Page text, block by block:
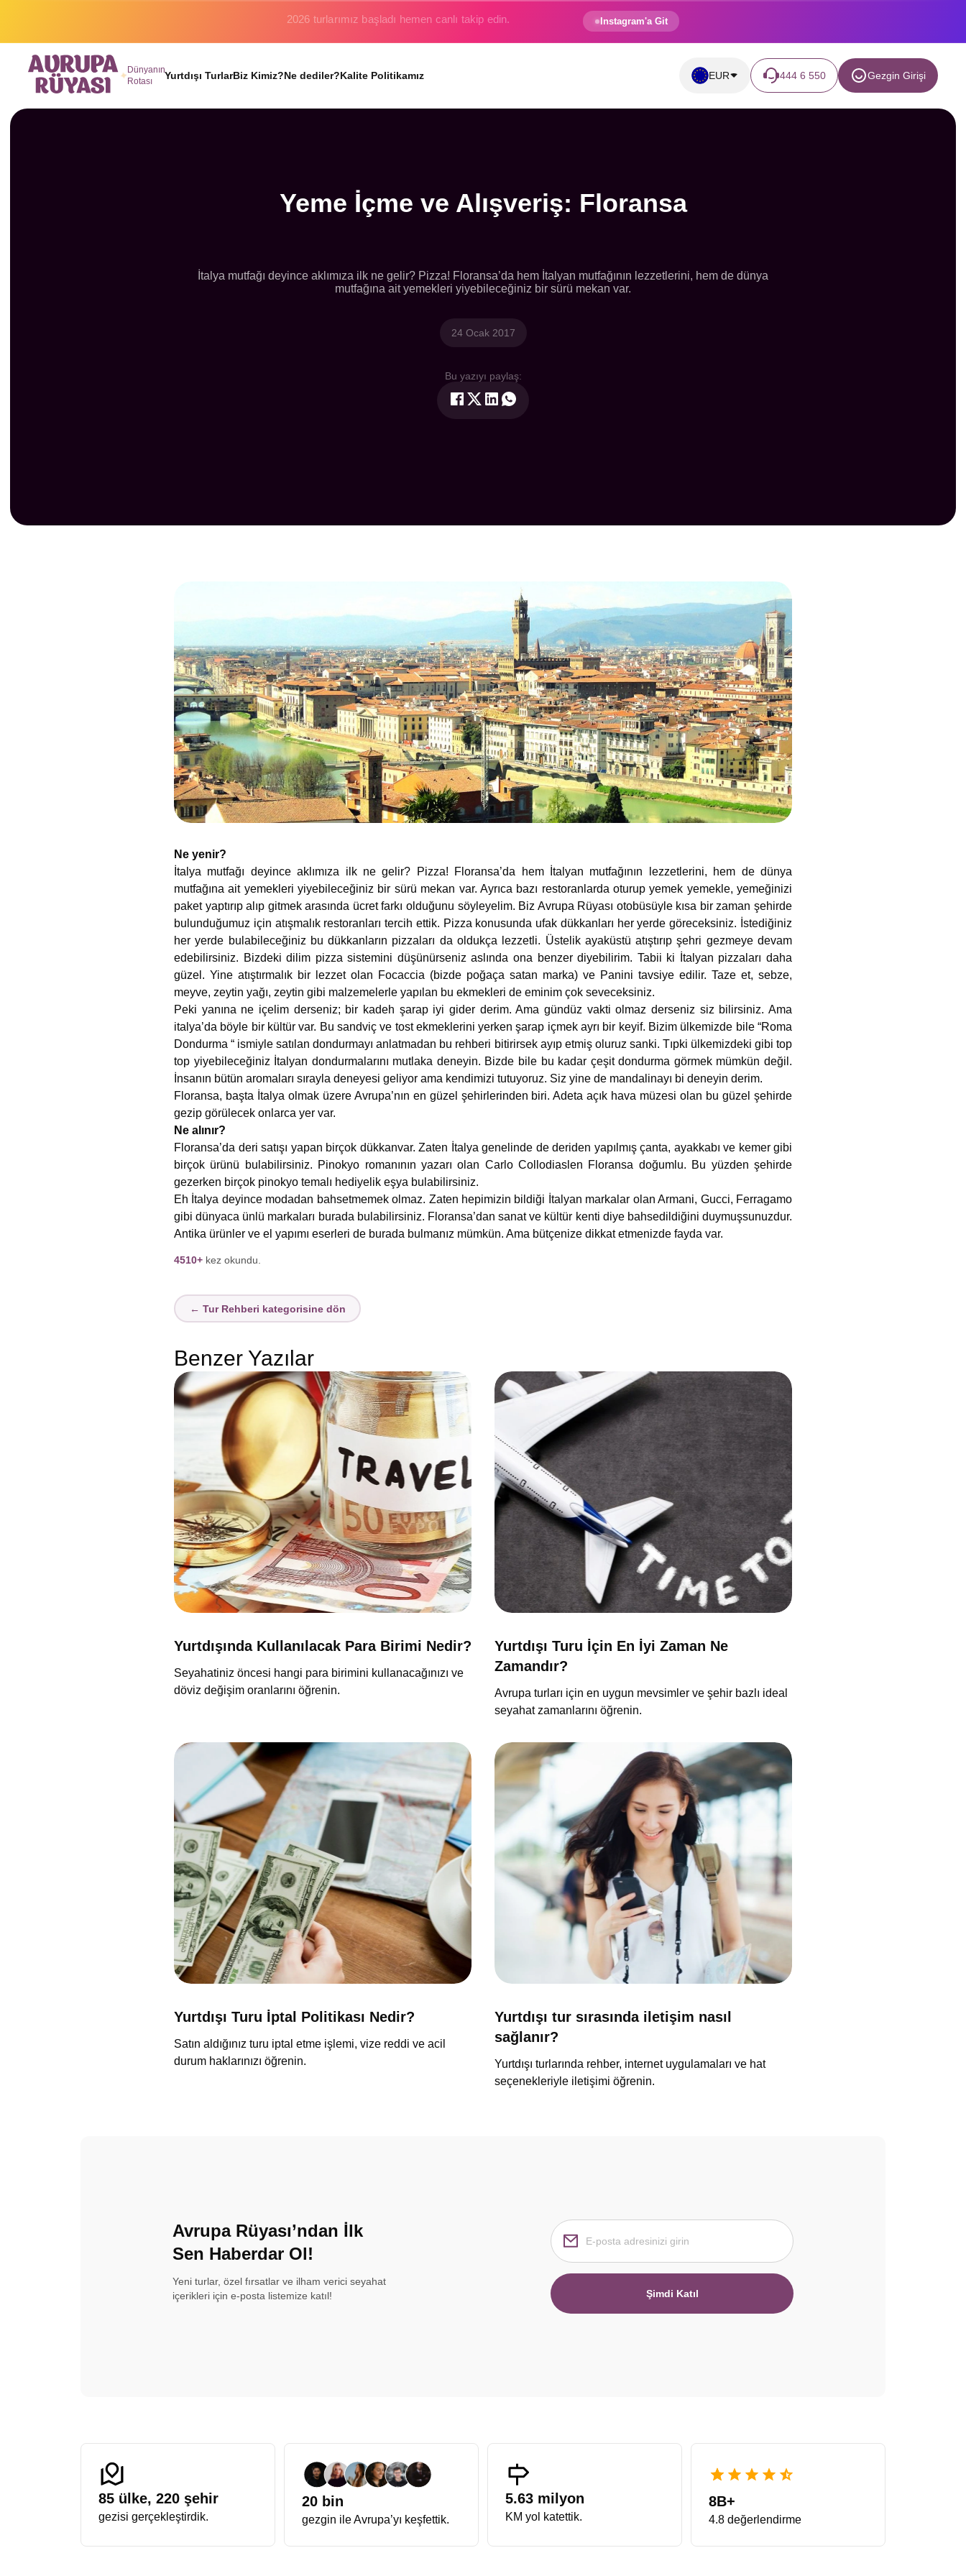
Binlerce gezginin hayali gerçek oluyor. Instagram'a Git
Dünyanın
Rotası
Yurtdışı TurlarBiz Kimiz?Ne dediler?Kalite Politikamız EUR 444 6 550 Gezgin Girişi
Yeme İçme ve Alışveriş: Floransa
İtalya mutfağı deyince aklımıza ilk ne gelir? Pizza! Floransa’da hem İtalyan mutfağının lezzetlerini, hem de dünya
mutfağına ait yemekleri yiyebileceğiniz bir sürü mekan var.
24 Ocak 2017
Bu yazıyı paylaş:
Ne yenir?
İtalya mutfağı deyince aklımıza ilk ne gelir? Pizza! Floransa’da hem İtalyan mutfağının lezzetlerini, hem de dünya
mutfağına ait yemekleri yiyebileceğiniz bir sürü mekan var. Ayrıca bazı restoranlarda oturup yemek yemekle, yemeğinizi
paket yaptırıp alıp gitmek arasında ücret farkı olduğunu söyleyelim. Biz Avrupa Rüyası otobüsüyle kısa bir zaman şehirde
bulunduğumuz için atışmalık restoranları tercih ettik. Pizza konusunda ufak dükkanları her yerde göreceksiniz. İstediğiniz
her yerde bulabileceğiniz bu dükkanların pizzaları da oldukça lezzetli. Üstelik ayaküstü atıştırıp şehri gezmeye devam
edebilirsiniz. Bizdeki dilim pizza sistemini düşünürseniz aslında ona benzer diyebilirim. Tabii ki İtalyan pizzaları daha
güzel. Yine atıştırmalık bir lezzet olan Focaccia (bizde poğaça satan marka) ve Panini tavsiye edilir. Taze et, sebze,
meyve, zeytin yağı, zeytin gibi malzemelerle yapılan bu ekmekleri de eminim çok seveceksiniz.
Peki yanına ne içelim derseniz; bir kadeh şarap iyi gider derim. Ama gündüz vakti olmaz derseniz siz bilirsiniz. Ama
italya’da böyle bir kültür var. Bu sandviç ve tost ekmeklerini yerken şarap içmek ayrı bir keyif. Bizim ülkemizde bile “Roma
Dondurma “ ismiyle satılan dondurmayı anlatmadan bu rehberi bitirirsek ayıp etmiş oluruz sanki. Tıpki ülkemizdeki gibi top
top yiyebileceğiniz İtalyan dondurmalarını mutlaka deneyin. Bizde bile bu kadar çeşit dondurma görmek mümkün değil.
İnsanın bütün aromaları sırayla deneyesi geliyor ama kendimizi tutuyoruz. Siz yine de mandalinayı bi deneyin derim.
Floransa, başta İtalya olmak üzere Avrupa’nın en güzel şehirlerinden biri. Adeta açık hava müzesi olan bu güzel şehirde
gezip görülecek onlarca yer var.
Ne alınır?
Floransa’da deri satışı yapan birçok dükkanvar. Zaten İtalya genelinde de deriden yapılmış çanta, ayakkabı ve kemer gibi
birçok ürünü bulabilirsiniz. Pinokyo romanının yazarı olan Carlo Collodiaslen Floransa doğumlu. Bu yüzden şehirde
gezerken birçok pinokyo temalı hediyelik eşya bulabilirsiniz.
Eh İtalya deyince modadan bahsetmemek olmaz. Zaten hepimizin bildiği İtalyan markalar olan Armani, Gucci, Ferragamo
gibi dünyaca ünlü markaları burada bulabilirsiniz. Floransa’dan sanat ve kültür kenti diye bahsedildiğini duymuşsunuzdur.
Antika ürünler ve el yapımı eserleri de burada bulmanız mümkün. Ama bütçenize dikkat etmenizde fayda var.
4510+ kez okundu.
← Tur Rehberi kategorisine dön
Benzer Yazılar
Yurtdışında Kullanılacak Para Birimi Nedir?
Seyahatiniz öncesi hangi para birimini kullanacağınızı ve
döviz değişim oranlarını öğrenin.
Yurtdışı Turu İçin En İyi Zaman Ne
Zamandır?
Avrupa turları için en uygun mevsimler ve şehir bazlı ideal
seyahat zamanlarını öğrenin.
Yurtdışı Turu İptal Politikası Nedir?
Satın aldığınız turu iptal etme işlemi, vize reddi ve acil
durum haklarınızı öğrenin.
Yurtdışı tur sırasında iletişim nasıl
sağlanır?
Yurtdışı turlarında rehber, internet uygulamaları ve hat
seçenekleriyle iletişimi öğrenin.
Avrupa Rüyası’ndan İlk
Sen Haberdar Ol!
Yeni turlar, özel fırsatlar ve ilham verici seyahat
içerikleri için e-posta listemize katıl!
Şimdi Katıl
85 ülke, 220 şehir
gezisi gerçekleştirdik.
20 bin
gezgin ile Avrupa’yı keşfettik.
5.63 milyon
KM yol katettik.
8B+
4.8 değerlendirme